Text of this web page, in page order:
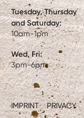
IMPRINT PRIVACY
Tuesday, Thursday
and Saturday:
10am-1pm
Wed, Fri:
3pm-6pm